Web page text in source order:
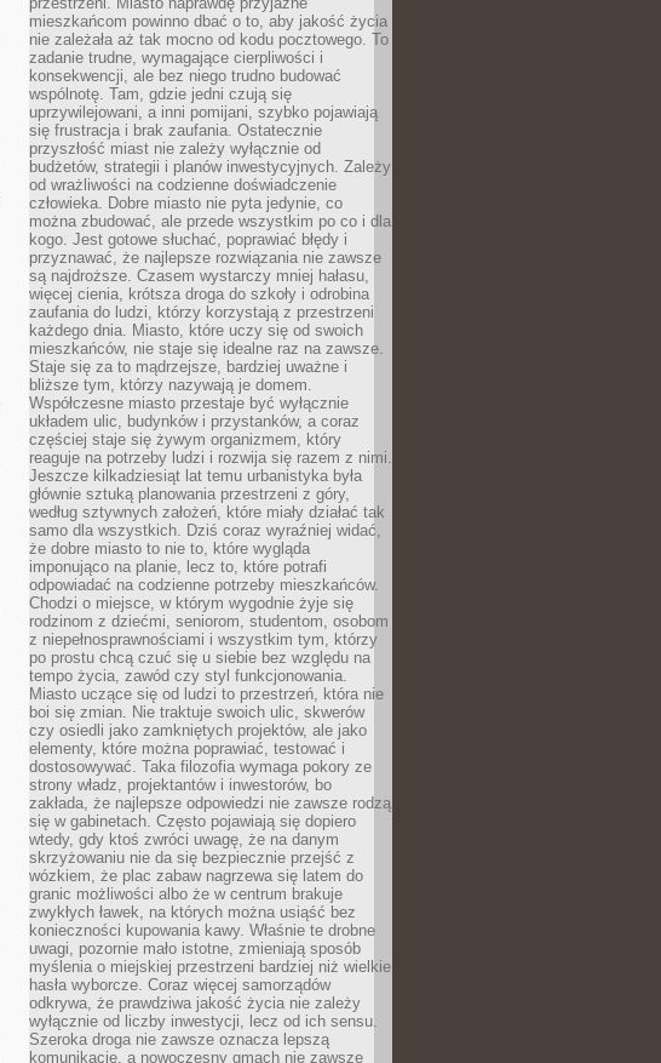
mieszkańcom powinno dbać o to, aby jakość życia
nie zależała aż tak mocno od kodu pocztowego. To
zadanie trudne, wymagające cierpliwości i
konsekwencji, ale bez niego trudno budować
wspólnotę. Tam, gdzie jedni czują się
uprzywilejowani, a inni pomijani, szybko pojawiają
się frustracja i brak zaufania. Ostatecznie
przyszłość miast nie zależy wyłącznie od
budżetów, strategii i planów inwestycyjnych. Zależy
od wrażliwości na codzienne doświadczenie
człowieka. Dobre miasto nie pyta jedynie, co
można zbudować, ale przede wszystkim po co i dla
kogo. Jest gotowe słuchać, poprawiać błędy i
przyznawać, że najlepsze rozwiązania nie zawsze
są najdroższe. Czasem wystarczy mniej hałasu,
więcej cienia, krótsza droga do szkoły i odrobina
zaufania do ludzi, którzy korzystają z przestrzeni
każdego dnia. Miasto, które uczy się od swoich
mieszkańców, nie staje się idealne raz na zawsze.
Staje się za to mądrzejsze, bardziej uważne i
bliższe tym, którzy nazywają je domem.
Współczesne miasto przestaje być wyłącznie
układem ulic, budynków i przystanków, a coraz
częściej staje się żywym organizmem, który
reaguje na potrzeby ludzi i rozwija się razem z nimi.
Jeszcze kilkadziesiąt lat temu urbanistyka była
głównie sztuką planowania przestrzeni z góry,
według sztywnych założeń, które miały działać tak
samo dla wszystkich. Dziś coraz wyraźniej widać,
że dobre miasto to nie to, które wygląda
imponująco na planie, lecz to, które potrafi
odpowiadać na codzienne potrzeby mieszkańców.
Chodzi o miejsce, w którym wygodnie żyje się
rodzinom z dziećmi, seniorom, studentom, osobom
z niepełnosprawnościami i wszystkim tym, którzy
po prostu chcą czuć się u siebie bez względu na
tempo życia, zawód czy styl funkcjonowania.
Miasto uczące się od ludzi to przestrzeń, która nie
boi się zmian. Nie traktuje swoich ulic, skwerów
czy osiedli jako zamkniętych projektów, ale jako
elementy, które można poprawiać, testować i
dostosowywać. Taka filozofia wymaga pokory ze
strony władz, projektantów i inwestorów, bo
zakłada, że najlepsze odpowiedzi nie zawsze rodzą
się w gabinetach. Często pojawiają się dopiero
wtedy, gdy ktoś zwróci uwagę, że na danym
skrzyżowaniu nie da się bezpiecznie przejść z
wózkiem, że plac zabaw nagrzewa się latem do
granic możliwości albo że w centrum brakuje
zwykłych ławek, na których można usiąść bez
konieczności kupowania kawy. Właśnie te drobne
uwagi, pozornie mało istotne, zmieniają sposób
myślenia o miejskiej przestrzeni bardziej niż wielkie
hasła wyborcze. Coraz więcej samorządów
odkrywa, że prawdziwa jakość życia nie zależy
wyłącznie od liczby inwestycji, lecz od ich sensu.
Szeroka droga nie zawsze oznacza lepszą
komunikację, a nowoczesny gmach nie zawsze